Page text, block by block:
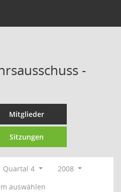
-
Mitglieder
Sitzungen
Quartal 4
2008
auswählen